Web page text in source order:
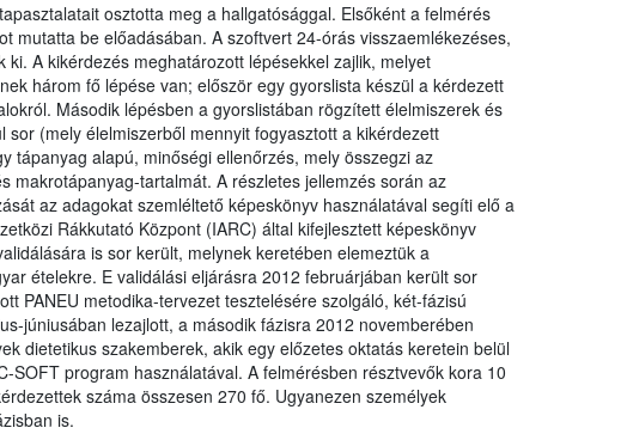
osztotta meg a hallgatósággal. Elsőként a felmérés
mutatta be előadásában. A szoftvert 24-órás visszaemlékezéses,
A kikérdezés meghatározott lépésekkel zajlik, melyet
három fő lépése van; először egy gyorslista készül a kérdezett
Második lépésben a gyorslistában rögzített élelmiszerek és
sor (mely élelmiszerből mennyit fogyasztott a kikérdezett
tápanyag alapú, minőségi ellenőrzés, mely összegzi az
makrotápanyag-tartalmát. A részletes jellemzés során az
az adagokat szemléltető képeskönyv használatával segíti elő a
Rákkutató Központ (IARC) által kifejlesztett képeskönyv
is sor került, melynek keretében elemeztük a
ételekre. E validálási eljárásra 2012 februárjában került sor
PANEU metodika-tervezet tesztelésére szolgáló, két-fázisú
júniusában lezajlott, a második fázisra 2012 novemberében
dietetikus szakemberek, akik egy előzetes oktatás keretein belül
SOFT program használatával. A felmérésben résztvevők kora 10
száma összesen 270 fő. Ugyanezen személyek
is.